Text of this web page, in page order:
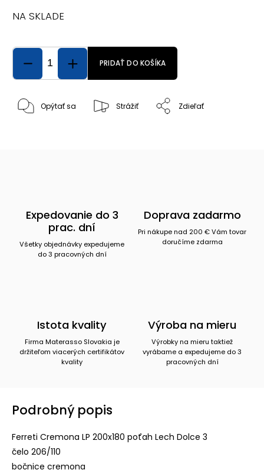
NA SKLADE
PRIDAŤ DO KOŠÍKA
Opýtať sa Strážiť Zdieľať
Expedovanie do 3
prac. dní
Všetky objednávky expedujeme
do 3 pracovných dní
Doprava zadarmo
Pri nákupe nad 200 € Vám tovar
doručíme zdarma
Istota kvality
Firma Materasso Slovakia je
držiteľom viacerých certifikátov
kvality
Výroba na mieru
Výrobky na mieru taktiež
vyrábame a expedujeme do 3
pracovných dní
Podrobný popis
Ferreti Cremona LP 200x180 poťah Lech Dolce 3
čelo 206/110
bočnice cremona